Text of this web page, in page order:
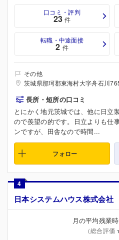
口コミ・評判
23 件
転職・中途面接
2 件
その他
茨城県那珂郡東海村大字舟石川
長所・短所の口コミ
とにかく地元茨城では、他に日立
ので羨望の的です。日立よりも仕
ンですが、田舎なので時間...
フォロー
4
日本システムハウス株式会社
月の平均残業
（総合評価